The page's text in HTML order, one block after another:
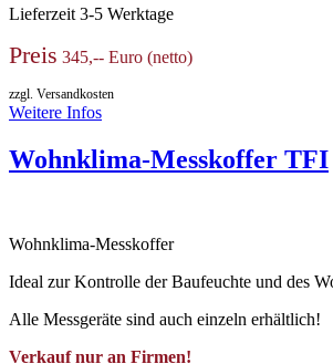
Lieferzeit 3-5 Werktage
Preis 345,-- Euro (netto)
zzgl. Versandkosten
Weitere Infos
Wohnklima-Messkoffer TFI
Wohnklima-Messkoffer
Ideal zur Kontrolle der Baufeuchte und des
Alle Messgeräte sind auch einzeln erhältlich!
Verkauf nur an Firmen!